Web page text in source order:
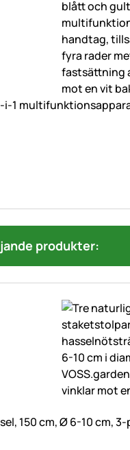
i-1
produkter:
150 cm, Ø 6-10 cm, 3-